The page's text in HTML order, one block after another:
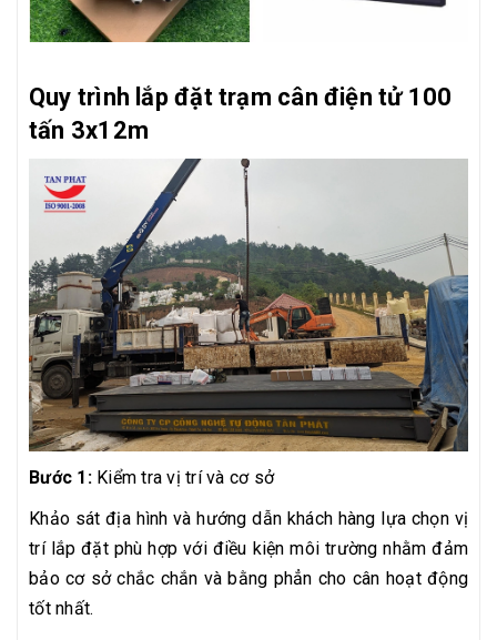
Quy trình lắp đặt trạm cân điện tử 100
tấn 3x12m
Bước 1: Kiểm tra vị trí và cơ sở
Khảo sát địa hình và hướng dẫn khách hàng lựa chọn vị
trí lắp đặt phù hợp với điều kiện môi trường nhằm đảm
bảo cơ sở chắc chắn và bằng phẳn cho cân hoạt động
tốt nhất.